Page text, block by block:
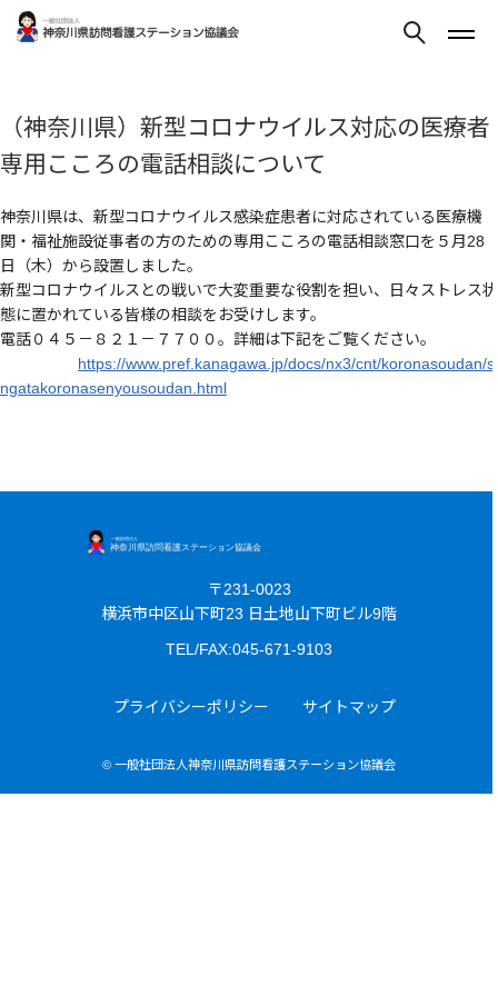
（神奈川県）新型コロナウイルス対応の医療者
専用こころの電話相談について
神奈川県は、新型コロナウイルス感染症患者に対応されている医療機
関・福祉施設従事者の方のための専用こころの電話相談窓口を５月28
日（木）から設置しました。
新型コロナウイルスとの戦いで大変重要な役割を担い、日々ストレス状
態に置かれている皆様の相談をお受けします。
電話０４５－８２１－７７００。詳細は下記をご覧ください。
https://www.pref.kanagawa.jp/docs/nx3/cnt/koronasoudan/si
ngatakoronasenyousoudan.html
〒231-0023
横浜市中区山下町23 日土地山下町ビル9階
TEL/FAX:045-671-9103
プライバシーポリシー サイトマップ
© 一般社団法人神奈川県訪問看護ステーション協議会